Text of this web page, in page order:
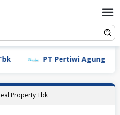
PT Pertiwi Agung (Landson)
Property Tbk